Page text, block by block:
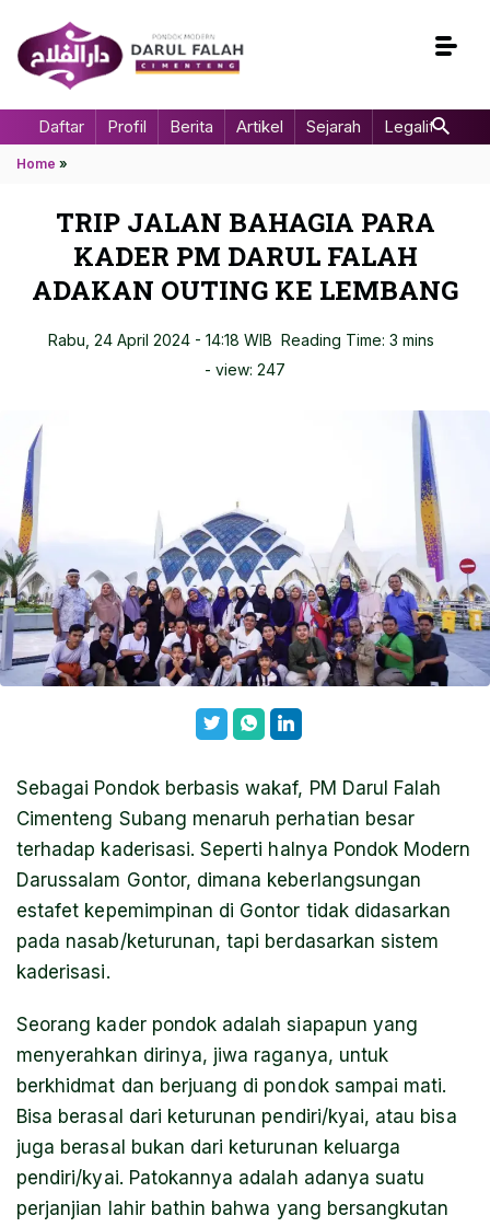
Daftar Profil Berita Artikel Sejarah Legalitas
Home »
TRIP JALAN BAHAGIA PARA
KADER PM DARUL FALAH
ADAKAN OUTING KE LEMBANG
Rabu, 24 April 2024 - 14:18 WIB Reading Time: 3 mins
- view: 247
Sebagai Pondok berbasis wakaf, PM Darul Falah
Cimenteng Subang menaruh perhatian besar
terhadap kaderisasi. Seperti halnya Pondok Modern
Darussalam Gontor, dimana keberlangsungan
estafet kepemimpinan di Gontor tidak didasarkan
pada nasab/keturunan, tapi berdasarkan sistem
kaderisasi.
Seorang kader pondok adalah siapapun yang
menyerahkan dirinya, jiwa raganya, untuk
berkhidmat dan berjuang di pondok sampai mati.
Bisa berasal dari keturunan pendiri/kyai, atau bisa
juga berasal bukan dari keturunan keluarga
pendiri/kyai. Patokannya adalah adanya suatu
perjanjian lahir bathin bahwa yang bersangkutan